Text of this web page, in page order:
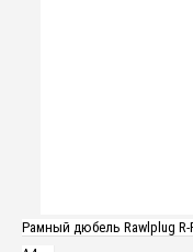
Рамный дюбель Rawlplug R-